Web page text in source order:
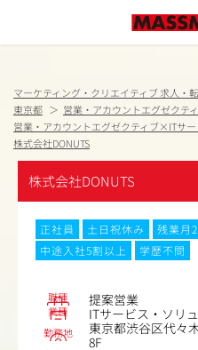
マーケティング・クリエイティブ 求人・
東京都
営業・アカウントエグゼクテ
営業・アカウントエグゼクティブ×ITサ
株式会社DONUTS
株式会社DONUTS
正社員 土日祝休み 残業月
中途入社5割以上
学歴不問
職種 提案営業
業種 ITサービス・ソリ
勤務地
東京都渋谷区代々
8F